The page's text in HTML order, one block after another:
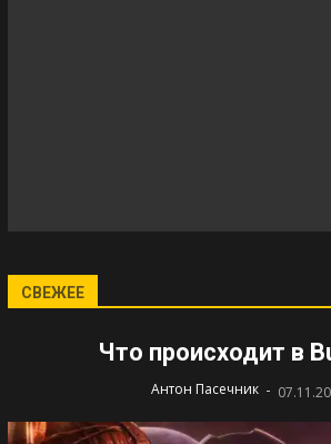
СВЕЖЕЕ
Что происходит в
Антон Пасечник -